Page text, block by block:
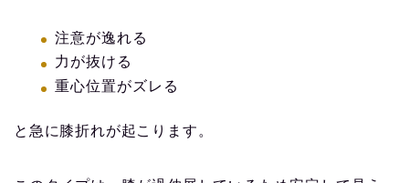
注意が逸れる
力が抜ける
重心位置がズレる
と急に膝折れが起こります。